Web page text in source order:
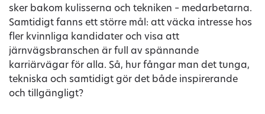
sker bakom kulisserna och tekniken – medarbetarna.
Samtidigt fanns ett större mål: att väcka intresse hos
fler kvinnliga kandidater och visa att
järnvägsbranschen är full av spännande
karriärvägar för alla. Så, hur fångar man det tunga,
tekniska och samtidigt gör det både inspirerande
och tillgängligt?